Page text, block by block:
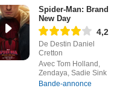
Spider-Man: Brand
New Day
4,2
De Destin Daniel
Cretton
Avec Tom Holland,
Zendaya, Sadie Sink
Bande-annonce